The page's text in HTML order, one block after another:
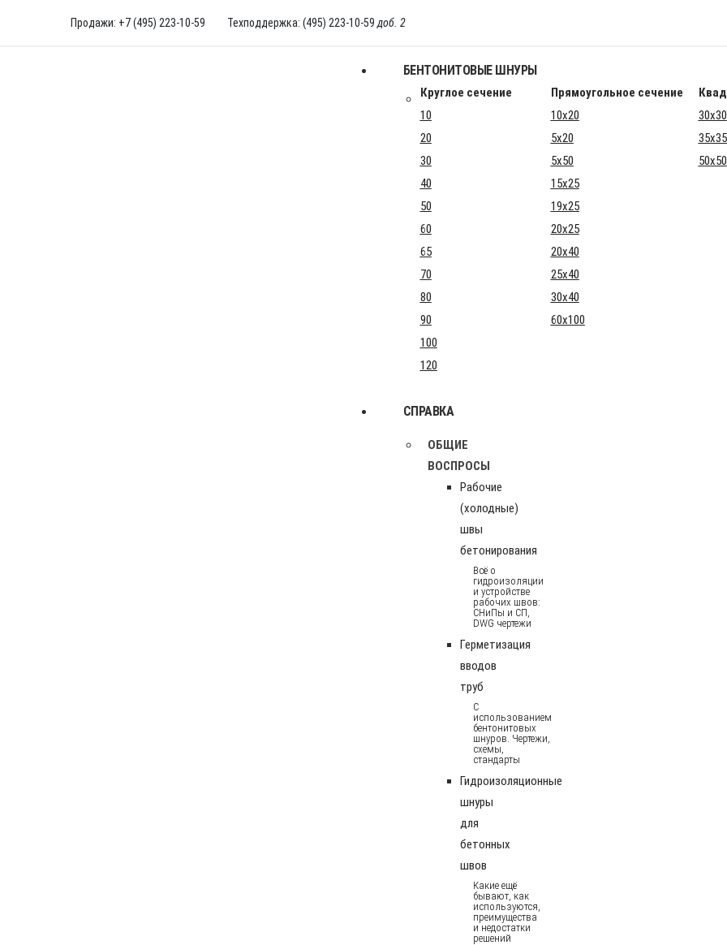
Продажи: +7 (495) 223-10-59 Техподдержка: (495) 223-10-59 доб. 2
БЕНТОНИТОВЫЕ ШНУРЫ
Круглое сечение Прямоугольное сечение
10
10x20
30x30
20
5x20
35x35
30
5x50
50x50
40
15x25
50
19x25
60
20x25
65
20x40
70
25x40
80
30x40
90
60x100
100
120
СПРАВКА
ОБЩИЕ
ВОСПРОСЫ
Рабочие
(холодные)
швы
бетонирования
Всё о
гидроизоляции
и устройстве
рабочих швов:
СНиПы и СП,
DWG чертежи
Герметизация
вводов
труб
С
использованием
бентонитовых
шнуров. Чертежи,
схемы,
стандарты
Гидроизоляционные
шнуры
для
бетонных
швов
Какие ещё
бывают, как
используются,
преимущества
и недостатки
решений